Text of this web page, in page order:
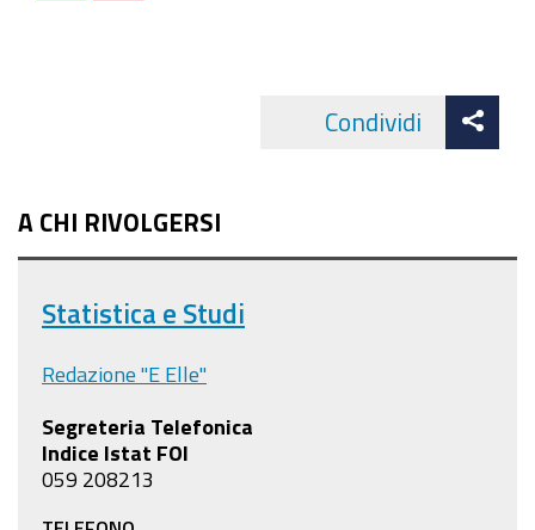
Condividi
A CHI RIVOLGERSI
Statistica e Studi
Redazione "E Elle"
Segreteria Telefonica
Indice Istat FOI
059 208213